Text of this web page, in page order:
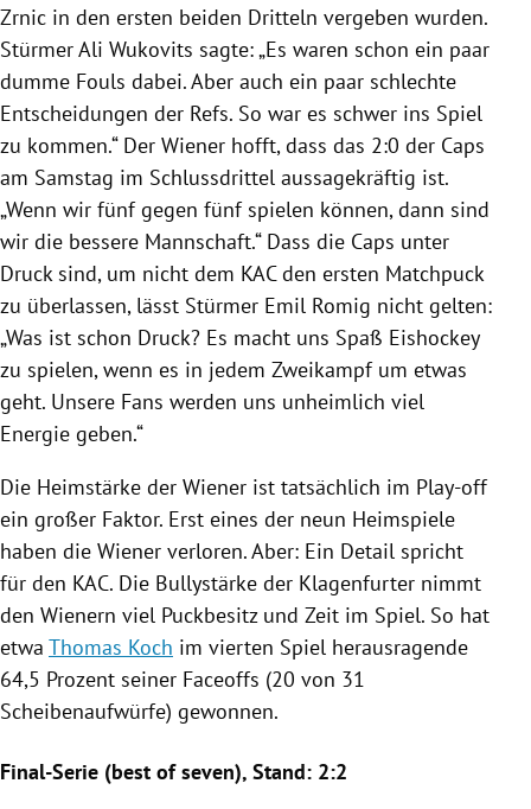
Zrnic in den ersten beiden Dritteln vergeben wurden.
Stürmer Ali Wukovits sagte: „Es waren schon ein paar
dumme Fouls dabei. Aber auch ein paar schlechte
Entscheidungen der Refs. So war es schwer ins Spiel
zu kommen.“ Der Wiener hofft, dass das 2:0 der Caps
am Samstag im Schlussdrittel aussagekräftig ist.
„Wenn wir fünf gegen fünf spielen können, dann sind
wir die bessere Mannschaft.“ Dass die Caps unter
Druck sind, um nicht dem KAC den ersten Matchpuck
zu überlassen, lässt Stürmer Emil Romig nicht gelten:
„Was ist schon Druck? Es macht uns Spaß Eishockey
zu spielen, wenn es in jedem Zweikampf um etwas
geht. Unsere Fans werden uns unheimlich viel
Energie geben.“
Die Heimstärke der Wiener ist tatsächlich im Play-off
ein großer Faktor. Erst eines der neun Heimspiele
haben die Wiener verloren. Aber: Ein Detail spricht
für den KAC. Die Bullystärke der Klagenfurter nimmt
den Wienern viel Puckbesitz und Zeit im Spiel. So hat
etwa Thomas Koch im vierten Spiel herausragende
64,5 Prozent seiner Faceoffs (20 von 31
Scheibenaufwürfe) gewonnen.
Final-Serie (best of seven), Stand: 2:2